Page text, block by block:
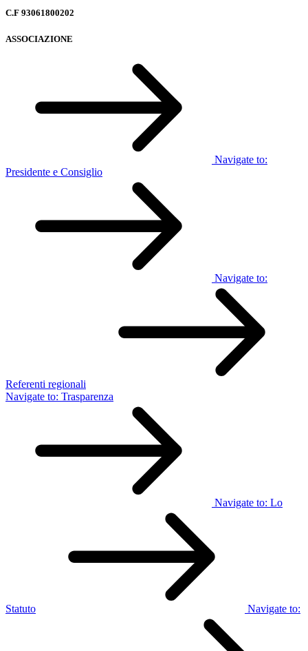
C.F 93061800202
ASSOCIAZIONE
Navigate to:
Presidente e Consiglio
Navigate to:
Referenti regionali
Navigate to: Trasparenza
Navigate to: Lo
Statuto Navigate to: